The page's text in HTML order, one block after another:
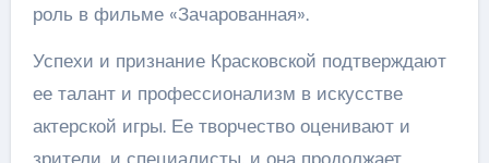
роль в фильме «Зачарованная».
Успехи и признание Красковской подтверждают
ее талант и профессионализм в искусстве
актерской игры. Ее творчество оценивают и
зрители, и специалисты, и она продолжает